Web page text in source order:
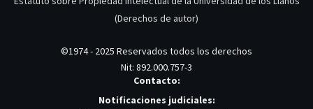
(Derechos de autor)
©1974 - 2025 Reservados todos los derechos
Nit: 892.000.757-3
Contacto:
Notificaciones judiciales: